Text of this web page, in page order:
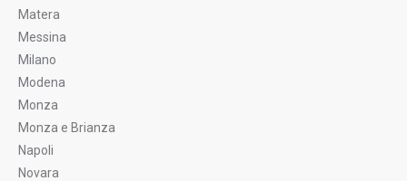
Matera
Messina
Milano
Modena
Monza
Monza e Brianza
Napoli
Novara